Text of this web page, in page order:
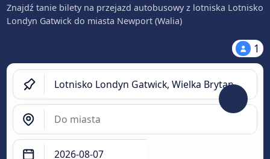
Znajdź tanie bilety na przejazd autobusowy z lotniska Lotnisko
Londyn Gatwick do miasta Newport (Walia)
1